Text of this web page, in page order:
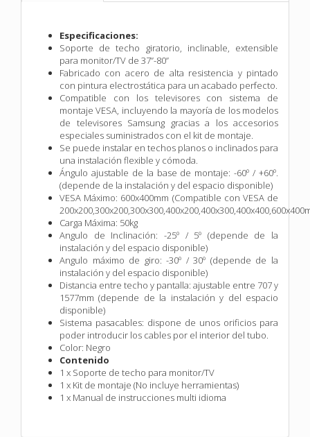
Especificaciones:
Soporte de techo giratorio, inclinable, extensible
para monitor/TV de 37”-80”
Fabricado con acero de alta resistencia y pintado
con pintura electrostática para un acabado perfecto.
Compatible con los televisores con sistema de
montaje VESA, incluyendo la mayoría de los modelos
de televisores Samsung gracias a los accesorios
especiales suministrados con el kit de montaje.
Se puede instalar en techos planos o inclinados para
una instalación flexible y cómoda.
Ángulo ajustable de la base de montaje: -60º / +60º.
(depende de la instalación y del espacio disponible)
VESA Máximo: 600x400mm (Compatible con VESA de
Carga Máxima: 50kg
Angulo de Inclinación: -25º / 5º (depende de la
instalación y del espacio disponible)
Angulo máximo de giro: -30º / 30º (depende de la
instalación y del espacio disponible)
Distancia entre techo y pantalla: ajustable entre 707 y
1577mm (depende de la instalación y del espacio
disponible)
Sistema pasacables: dispone de unos orificios para
poder introducir los cables por el interior del tubo.
Color: Negro
Contenido
1 x Soporte de techo para monitor/TV
1 x Kit de montaje (No incluye herramientas)
1 x Manual de instrucciones multi idioma